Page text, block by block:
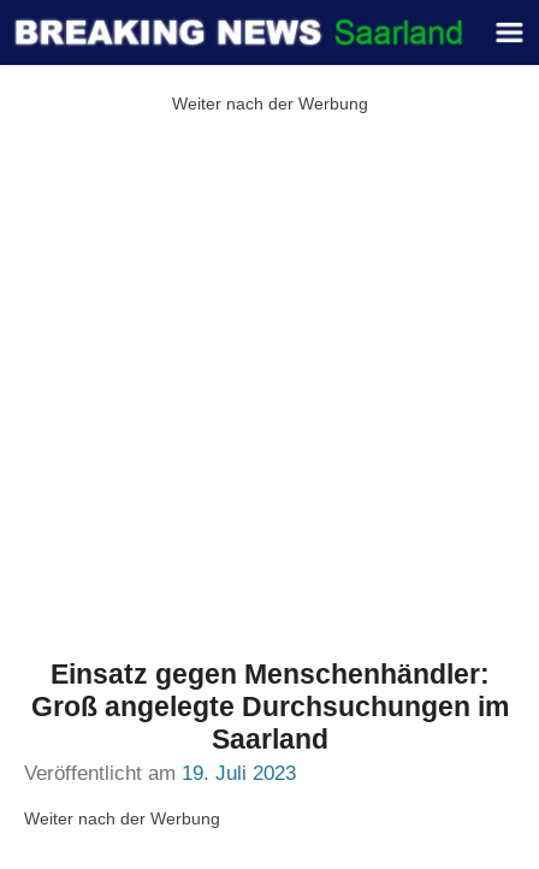
Weiter nach der Werbung
Einsatz gegen Menschenhändler:
Groß angelegte Durchsuchungen im
Saarland
Veröffentlicht am 19. Juli 2023
Weiter nach der Werbung